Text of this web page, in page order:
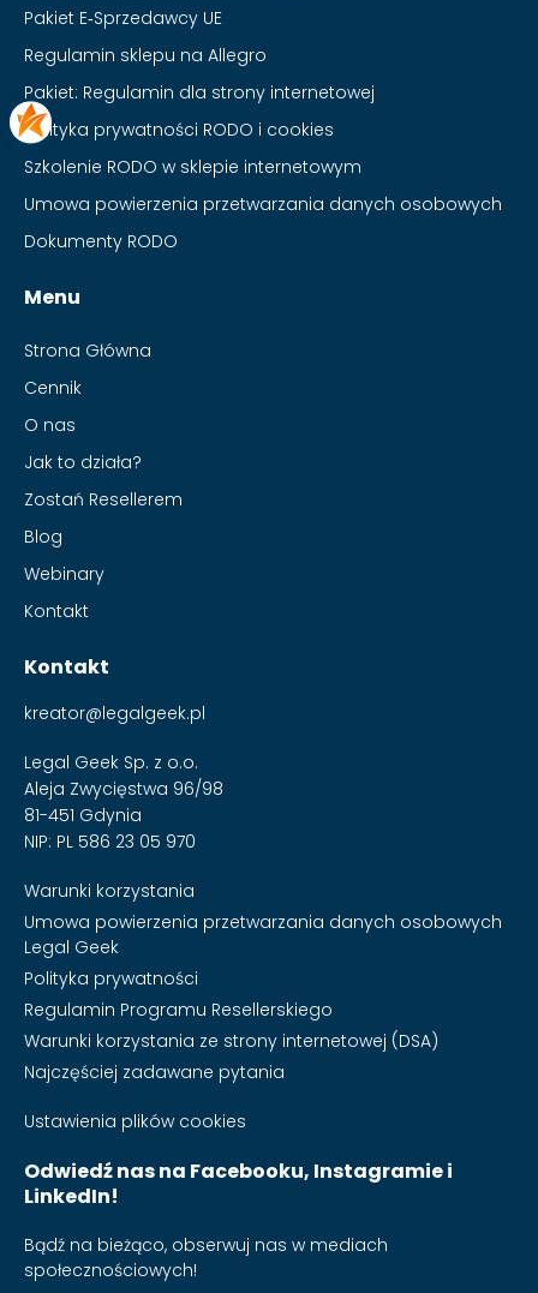
Pakiet E‑Sprzedawcy UE
Regulamin sklepu na Allegro
Pakiet: Regulamin dla strony internetowej
Polityka prywatności RODO i cookies
Szkolenie RODO w sklepie internetowym
Umowa powierzenia przetwarzania danych osobowych
Dokumenty RODO
Menu
Strona Główna
Cennik
O nas
Jak to działa?
Zostań Resellerem
Blog
Webinary
Kontakt
Kontakt
kreator@legalgeek.pl
Legal Geek Sp. z o.o.
Aleja Zwycięstwa 96/98
81-451 Gdynia
NIP: PL 586 23 05 970
Warunki korzystania
Umowa powierzenia przetwarzania danych osobowych
Legal Geek
Polityka prywatności
Regulamin Programu Resellerskiego
Warunki korzystania ze strony internetowej (DSA)
Najczęściej zadawane pytania
Ustawienia plików cookies
Odwiedź nas na Facebooku, Instagramie i
LinkedIn!
Bądź na bieżąco, obserwuj nas w mediach
społecznościowych!